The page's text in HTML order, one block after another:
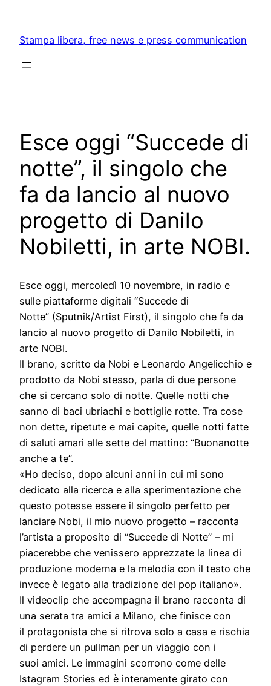
content
Stampa libera, free news e press communication
Esce oggi “Succede di
notte”, il singolo che
fa da lancio al nuovo
progetto di Danilo
Nobiletti, in arte NOBI.
Esce oggi, mercoledì 10 novembre, in radio e
sulle piattaforme digitali “Succede di
Notte” (Sputnik/Artist First), il singolo che fa da
lancio al nuovo progetto di Danilo Nobiletti, in
arte NOBI.
Il brano, scritto da Nobi e Leonardo Angelicchio e
prodotto da Nobi stesso, parla di due persone
che si cercano solo di notte. Quelle notti che
sanno di baci ubriachi e bottiglie rotte. Tra cose
non dette, ripetute e mai capite, quelle notti fatte
di saluti amari alle sette del mattino: “Buonanotte
anche a te”.
«Ho deciso, dopo alcuni anni in cui mi sono
dedicato alla ricerca e alla sperimentazione che
questo potesse essere il singolo perfetto per
lanciare Nobi, il mio nuovo progetto – racconta
l’artista a proposito di “Succede di Notte” – mi
piacerebbe che venissero apprezzate la linea di
produzione moderna e la melodia con il testo che
invece è legato alla tradizione del pop italiano».
Il videoclip che accompagna il brano racconta di
una serata tra amici a Milano, che finisce con
il protagonista che si ritrova solo a casa e rischia
di perdere un pullman per un viaggio con i
suoi amici. Le immagini scorrono come delle
Istagram Stories ed è interamente girato con